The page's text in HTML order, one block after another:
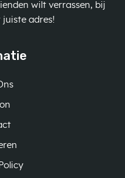
wilt verrassen, bij
juiste adres!